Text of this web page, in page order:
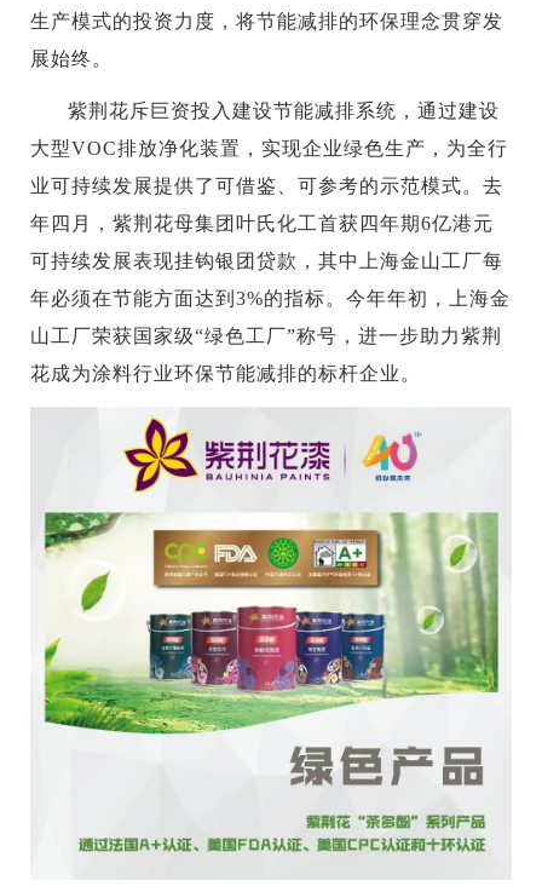
生产模式的投资力度，将节能减排的环保理念贯穿发
展始终。
紫荆花斥巨资投入建设节能减排系统，通过建设
大型VOC排放净化装置，实现企业绿色生产，为全行
业可持续发展提供了可借鉴、可参考的示范模式。去
年四月，紫荆花母集团叶氏化工首获四年期6亿港元
可持续发展表现挂钩银团贷款，其中上海金山工厂每
年必须在节能方面达到3%的指标。今年年初，上海金
山工厂荣获国家级“绿色工厂”称号，进一步助力紫荆
花成为涂料行业环保节能减排的标杆企业。